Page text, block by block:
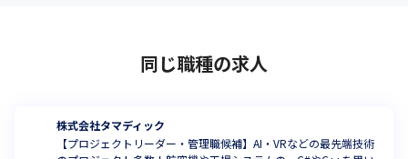
同じ職種の求人
株式会社タマディック
【プロジェクトリーダー・管理職候補】AI・VRなどの最先端技術